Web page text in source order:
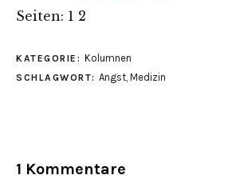
in
neuem
Fenster
geöffnet)
in
neuem
Fenster
geöffnet)
Seiten: 1 2
KATEGORIE: Kolumnen
SCHLAGWORT: Angst Medizin
1 Kommentare